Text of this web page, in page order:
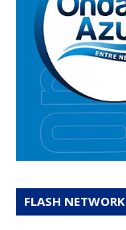
FLASH NETWORK